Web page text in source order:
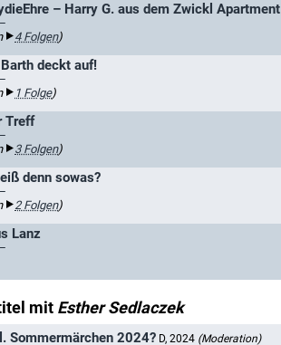
– Harry G. aus dem Zwickl Apartment
4 Folgen)
deckt auf!
1 Folge)
Treff
3 Folgen)
denn sowas?
2 Folgen)
Lanz
mit Esther Sedlaczek
Sommermärchen 2024? D, 2024 (Moderation)